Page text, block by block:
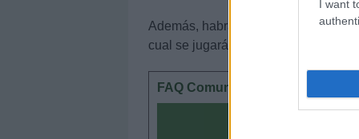
I want
Además, habrá un fin de semana
cual se jugará el sábado 24 de abril
FAQ Comunio: 10 dudas muy